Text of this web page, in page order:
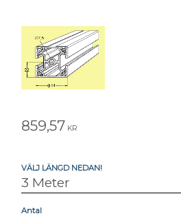
859,57 KR
VÄLJ LÄNGD NEDAN!
Antal